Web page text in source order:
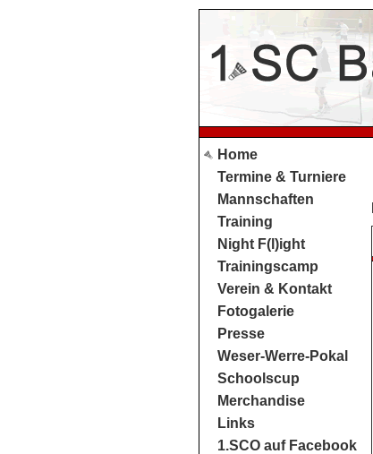
Home
Termine & Turniere
Mannschaften
Training
Night F(l)ight
Trainingscamp
Verein & Kontakt
Fotogalerie
Presse
Weser-Werre-Pokal
Schoolscup
Merchandise
Links
1.SCO auf Facebook